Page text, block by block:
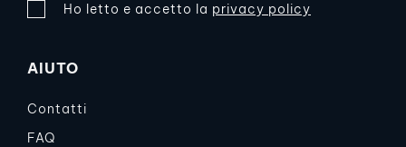
Ho letto e accetto la privacy policy
AIUTO
Contatti
FAQ